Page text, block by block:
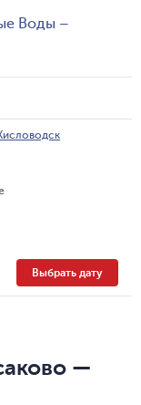
Воды –
Выбрать дату
—